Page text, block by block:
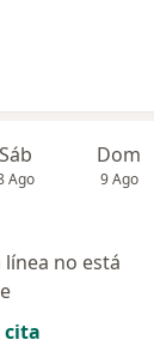
Sáb
Ago
Dom
9 Ago
línea no está
cita